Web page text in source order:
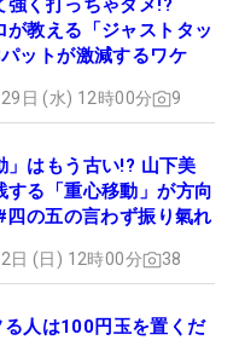
強く打っちゃダメ!?
が教える「ジャストタッ
ットが激減するワケ
日 (水) 12時00分 9
」はもう古い!? 山下美
する「重心移動」が方向
四の五の言わず振り氣れ
日 (日) 12時00分 38
る人は100円玉を置くだ